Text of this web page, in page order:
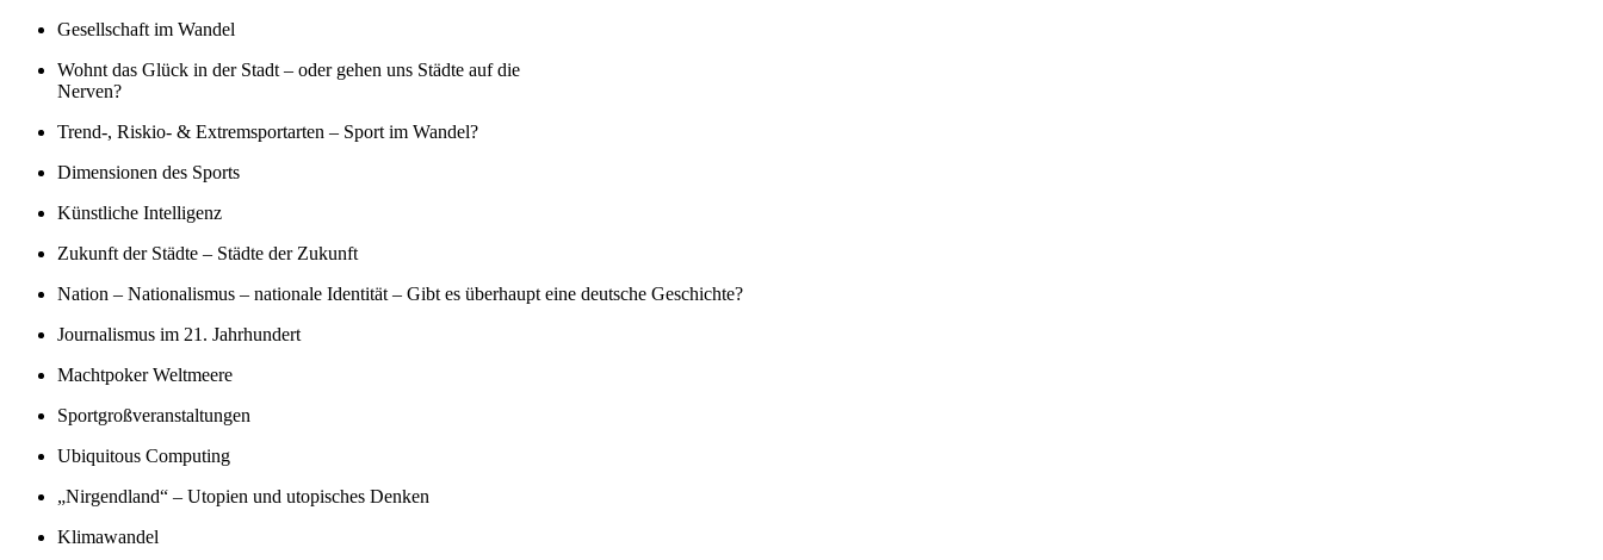
Gesellschaft im Wandel
Wohnt das Glück in der Stadt – oder gehen uns Städte auf die
Nerven?
Trend-, Riskio- & Extremsportarten – Sport im Wandel?
Dimensionen des Sports
Künstliche Intelligenz
Zukunft der Städte – Städte der Zukunft
Nation – Nationalismus – nationale Identität – Gibt es überhaupt eine deutsche Geschichte?
Journalismus im 21. Jahrhundert
Machtpoker Weltmeere
Sportgroßveranstaltungen
Ubiquitous Computing
„Nirgendland“ – Utopien und utopisches Denken
Klimawandel